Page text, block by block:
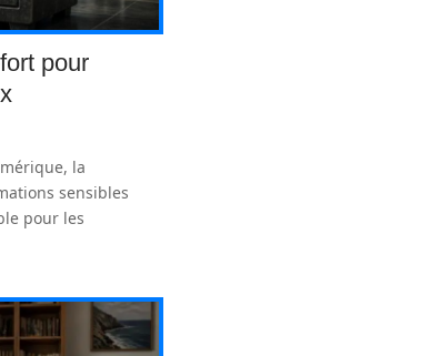
pour
la
sensibles
pour les